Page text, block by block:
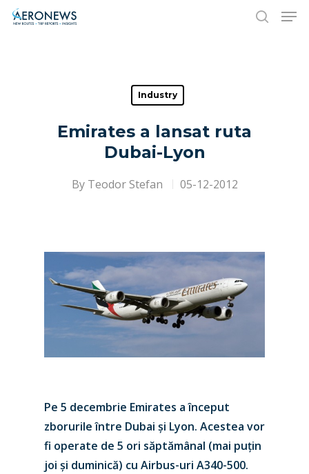
Hit enter to search or ESC to close
Industry
Emirates a lansat ruta
Dubai-Lyon
By Teodor Stefan 05-12-2012
Pe 5 decembrie Emirates a început
zborurile între Dubai și Lyon. Acestea vor
fi operate de 5 ori săptămânal (mai puțin
joi și duminică) cu Airbus-uri A340-500.